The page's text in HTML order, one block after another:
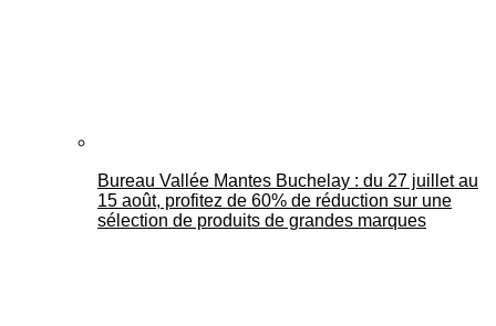
Bureau Vallée Mantes Buchelay : du 27 juillet au
15 août, profitez de 60% de réduction sur une
sélection de produits de grandes marques